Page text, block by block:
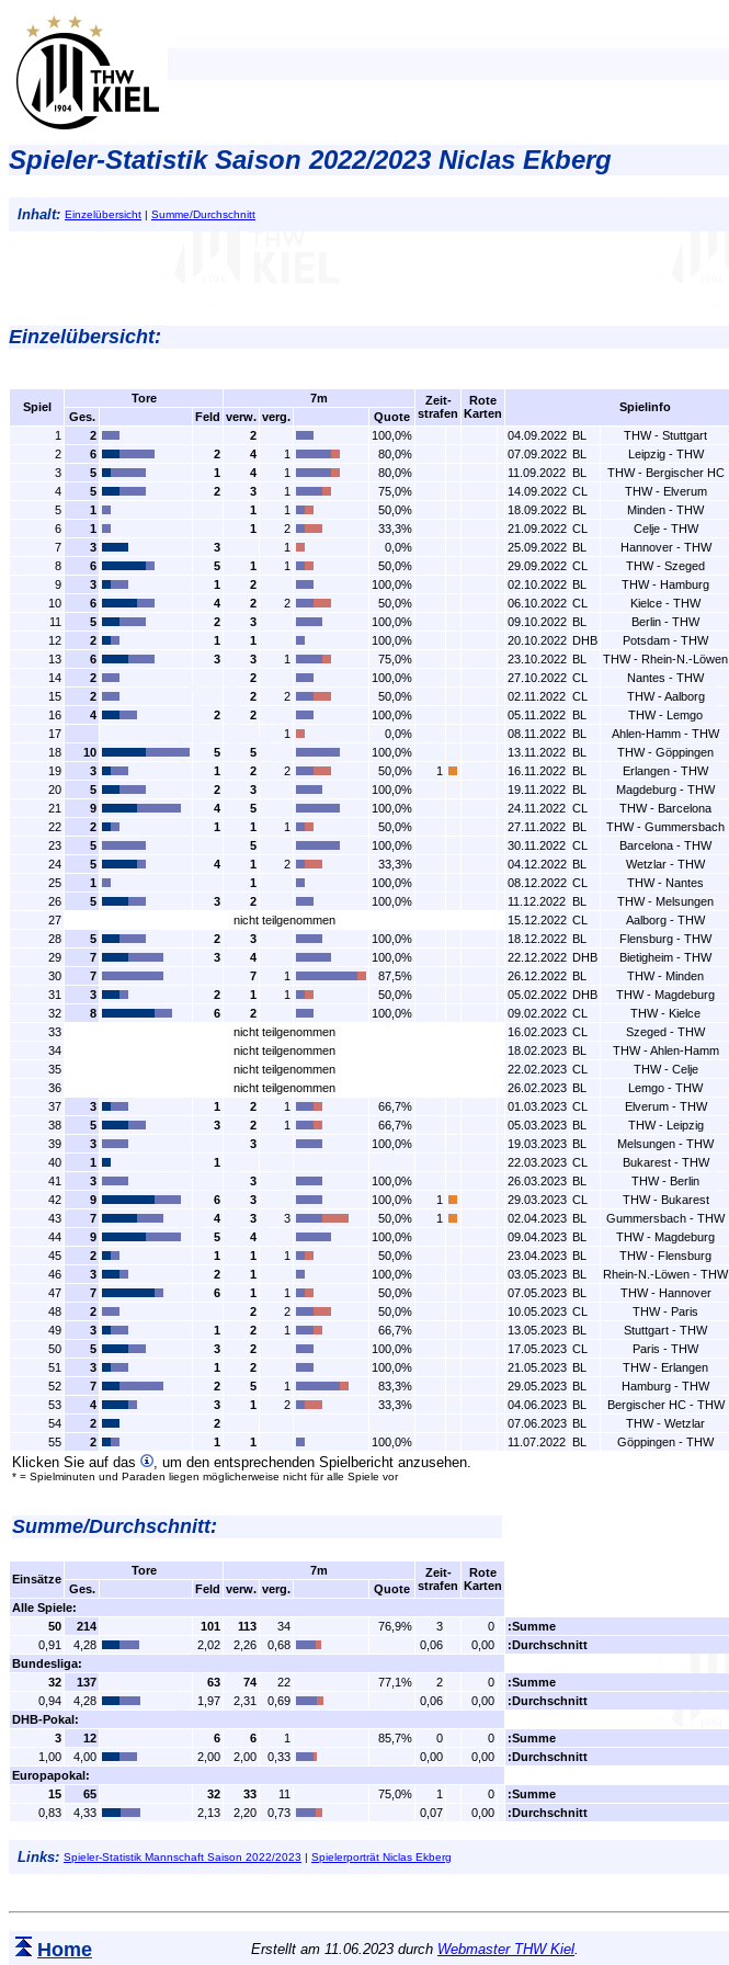
Spieler-Statistik Saison 2022/2023 Niclas Ekberg
Inhalt: Einzelübersicht | Summe/Durchschnitt
Einzelübersicht:
Spiel
Tore 7m
Zeit-
strafen
Rote
Karten
Spielinfo
Ges. Feld verw. verg.
Quote
1
2 2 100,0% 04.09.2022 BL THW - Stuttgart
2
6 2 4 1 80,0% 07.09.2022 BL Leipzig - THW
3
5 1 4 1 80,0% 11.09.2022 BL THW - Bergischer HC
4
5 2 3 1 75,0% 14.09.2022 CL THW - Elverum
5
1 1 1 50,0% 18.09.2022 BL Minden - THW
6
1 1 2 33,3% 21.09.2022 CL Celje - THW
7
3 3 1 0,0% 25.09.2022 BL Hannover - THW
8
6 5 1 1 50,0% 29.09.2022 CL THW - Szeged
9
3 1 2 100,0% 02.10.2022 BL THW - Hamburg
10
6 4 2 2 50,0% 06.10.2022 CL Kielce - THW
11
5 2 3 100,0% 09.10.2022 BL Berlin - THW
12
2 1 1 100,0% 20.10.2022 DHB Potsdam - THW
13
6 3 3 1 75,0% 23.10.2022 BL THW - Rhein-N.-Löwen
14
2 2 100,0% 27.10.2022 CL Nantes - THW
15
2 2 2 50,0% 02.11.2022 CL THW - Aalborg
16
4 2 2 100,0% 05.11.2022 BL THW - Lemgo
17
1 0,0% 08.11.2022 BL Ahlen-Hamm - THW
18
10 5 5 100,0% 13.11.2022 BL THW - Göppingen
19
3 1 2 2 50,0% 1 16.11.2022 BL Erlangen - THW
20
5 2 3 100,0% 19.11.2022 BL Magdeburg - THW
21
9 4 5 100,0% 24.11.2022 CL THW - Barcelona
22
2 1 1 1 50,0% 27.11.2022 BL THW - Gummersbach
23
5 5 100,0% 30.11.2022 CL Barcelona - THW
24
5 4 1 2 33,3% 04.12.2022 BL Wetzlar - THW
25
1 1 100,0% 08.12.2022 CL THW - Nantes
26
5 3 2 100,0% 11.12.2022 BL THW - Melsungen
27
nicht teilgenommen 15.12.2022 CL Aalborg - THW
28
5 2 3 100,0% 18.12.2022 BL Flensburg - THW
29
7 3 4 100,0% 22.12.2022 DHB Bietigheim - THW
30
7 7 1 87,5% 26.12.2022 BL THW - Minden
31
3 2 1 1 50,0% 05.02.2022 DHB THW - Magdeburg
32
8 6 2 100,0% 09.02.2022 CL THW - Kielce
33
nicht teilgenommen 16.02.2023 CL Szeged - THW
34
nicht teilgenommen 18.02.2023 BL THW - Ahlen-Hamm
35
nicht teilgenommen 22.02.2023 CL THW - Celje
36
nicht teilgenommen 26.02.2023 BL Lemgo - THW
37
3 1 2 1 66,7% 01.03.2023 CL Elverum - THW
38
5 3 2 1 66,7% 05.03.2023 BL THW - Leipzig
39
3 3 100,0% 19.03.2023 BL Melsungen - THW
40
1 1 22.03.2023 CL Bukarest - THW
41
3 3 100,0% 26.03.2023 BL THW - Berlin
42
9 6 3 100,0% 1 29.03.2023 CL THW - Bukarest
43
7 4 3 3 50,0% 1 02.04.2023 BL Gummersbach - THW
44
9 5 4 100,0% 09.04.2023 BL THW - Magdeburg
45
2 1 1 1 50,0% 23.04.2023 BL THW - Flensburg
46
3 2 1 100,0% 03.05.2023 BL Rhein-N.-Löwen - THW
47
7 6 1 1 50,0% 07.05.2023 BL THW - Hannover
48
2 2 2 50,0% 10.05.2023 CL THW - Paris
49
3 1 2 1 66,7% 13.05.2023 BL Stuttgart - THW
50
5 3 2 100,0% 17.05.2023 CL Paris - THW
51
3 1 2 100,0% 21.05.2023 BL THW - Erlangen
52
7 2 5 1 83,3% 29.05.2023 BL Hamburg - THW
53
4 3 1 2 33,3% 04.06.2023 BL Bergischer HC - THW
54
2 2 07.06.2023 BL THW - Wetzlar
55
2 1 1 100,0% 11.07.2022 BL Göppingen - THW
Klicken Sie auf das , um den entsprechenden Spielbericht anzusehen.
* = Spielminuten und Paraden liegen möglicherweise nicht für alle Spiele vor
Summe/Durchschnitt:
Einsätze
Tore 7m
Zeit-
strafen
Rote
Karten
Ges. Feld verw. verg.
Quote
Alle Spiele:
50
214 101 113 34 76,9% 3 0
:Summe
0,91
4,28 2,02 2,26 0,68 0,06 0,00
:Durchschnitt
Bundesliga:
32
137 63 74 22 77,1% 2 0
:Summe
0,94
4,28 1,97 2,31 0,69 0,06 0,00
:Durchschnitt
DHB-Pokal:
3
12 6 6 1 85,7% 0 0
:Summe
1,00
4,00 2,00 2,00 0,33 0,00 0,00
:Durchschnitt
Europapokal:
15
65 32 33 11 75,0% 1 0
:Summe
0,83
4,33 2,13 2,20 0,73 0,07 0,00 :Durchschnitt
Links: Spieler-Statistik Mannschaft Saison 2022/2023 | Spielerporträt Niclas Ekberg
Home Erstellt am 11.06.2023 durch Webmaster THW Kiel.